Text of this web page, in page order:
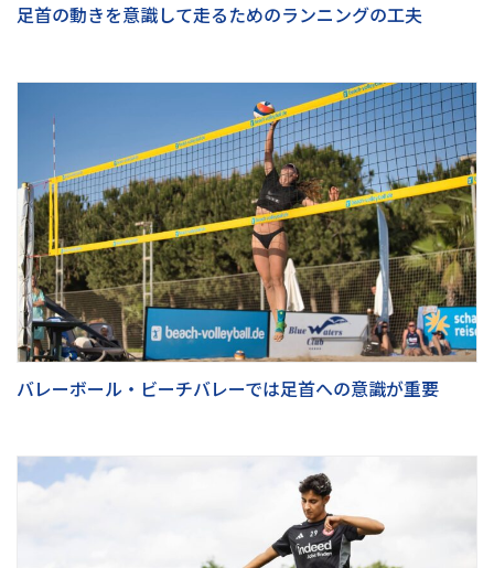
足首の動きを意識して走るためのランニングの工夫
バレーボール・ビーチバレーでは足首への意識が重要